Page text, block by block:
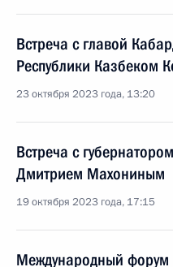
Встреча с главой
Республики Казбеком
23 октября 2023 года, 13:20
Встреча с
Дмитрием Махониным
19 октября 2023 года, 17:15
Международный форум